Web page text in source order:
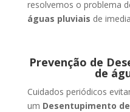
resolvemos o problema
águas pluviais de
Prevenção de
de
Cuidados periódicos
um Desentupimento